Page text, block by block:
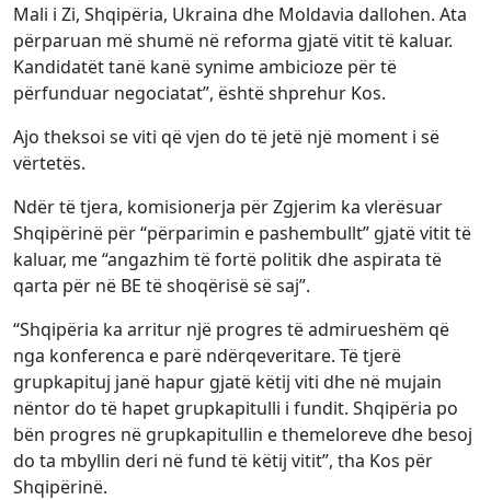
Mali i Zi, Shqipëria, Ukraina dhe Moldavia dallohen. Ata
përparuan më shumë në reforma gjatë vitit të kaluar.
Kandidatët tanë kanë synime ambicioze për të
përfunduar negociatat”, është shprehur Kos.
Ajo theksoi se viti që vjen do të jetë një moment i së
vërtetës.
Ndër të tjera, komisionerja për Zgjerim ka vlerësuar
Shqipërinë për “përparimin e pashembullt” gjatë vitit të
kaluar, me “angazhim të fortë politik dhe aspirata të
qarta për në BE të shoqërisë së saj”.
“Shqipëria ka arritur një progres të admirueshëm që
nga konferenca e parë ndërqeveritare. Të tjerë
grupkapituj janë hapur gjatë këtij viti dhe në mujain
nëntor do të hapet grupkapitulli i fundit. Shqipëria po
bën progres në grupkapitullin e themeloreve dhe besoj
do ta mbyllin deri në fund të këtij vitit”, tha Kos për
Shqipërinë.